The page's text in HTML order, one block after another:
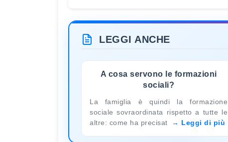
LEGGI ANCHE
A cosa servono le formazioni
sociali?
La famiglia è quindi la formazione
sociale sovraordinata rispetto a tutte le
altre: come ha precisat
Leggi di più